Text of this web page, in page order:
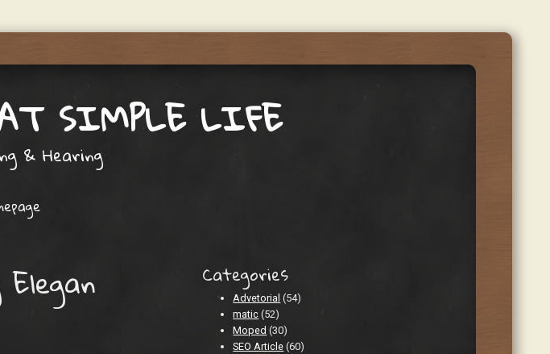
SIMPLE LIFE
& Hearing
Elegan
Categories
Advetorial (54)
matic (52)
Moped (30)
SEO Article (60)